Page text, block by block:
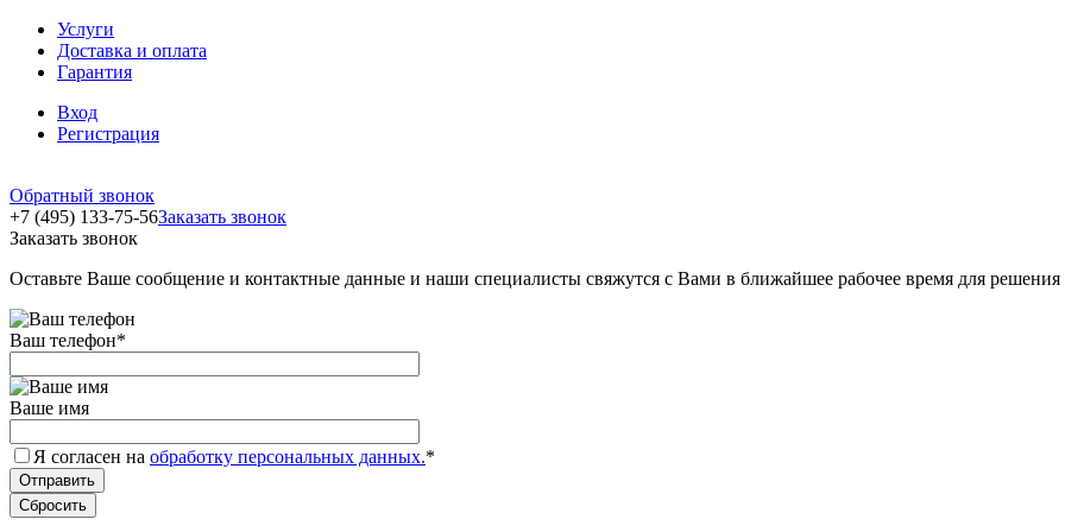
Услуги
Доставка и оплата
Гарантия
Вход
Регистрация
Обратный звонок
+7 (495) 133-75-56Заказать звонок
Заказать звонок
Оставьте Ваше сообщение и контактные данные и наши специалисты свяжутся с Вами в ближайшее рабочее время для
Ваш телефон*
Ваше имя
Я согласен на обработку персональных данных.*